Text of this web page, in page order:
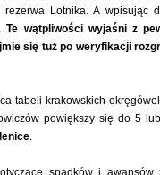
Lotnika. A wpisując
Te wątpliwości wyjaśni z
się tuż po weryfikacji
tabeli krakowskich
powiększy się do 5
.
spadków i awansów